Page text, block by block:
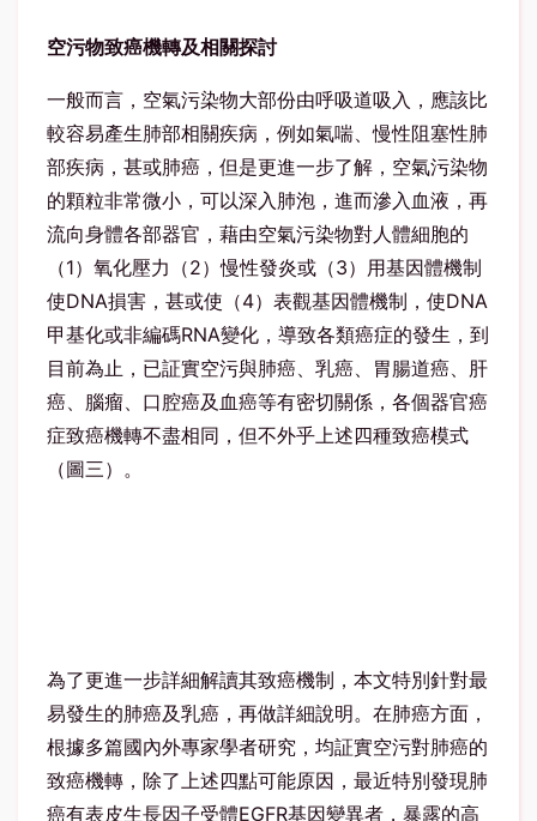
空污物致癌機轉及相關探討
一般而言，空氣污染物大部份由呼吸道吸入，應該比
較容易產生肺部相關疾病，例如氣喘、慢性阻塞性肺
部疾病，甚或肺癌，但是更進一步了解，空氣污染物
的顆粒非常微小，可以深入肺泡，進而滲入血液，再
流向身體各部器官，藉由空氣污染物對人體細胞的
（1）氧化壓力（2）慢性發炎或（3）用基因體機制
使DNA損害，甚或使（4）表觀基因體機制，使DNA
甲基化或非編碼RNA變化，導致各類癌症的發生，到
目前為止，已証實空污與肺癌、乳癌、胃腸道癌、肝
癌、腦瘤、口腔癌及血癌等有密切關係，各個器官癌
症致癌機轉不盡相同，但不外乎上述四種致癌模式
（圖三）。
為了更進一步詳細解讀其致癌機制，本文特別針對最
易發生的肺癌及乳癌，再做詳細說明。在肺癌方面，
根據多篇國內外專家學者研究，均証實空污對肺癌的
致癌機轉，除了上述四點可能原因，最近特別發現肺
癌有表皮生長因子受體EGFR基因變異者，暴露的高